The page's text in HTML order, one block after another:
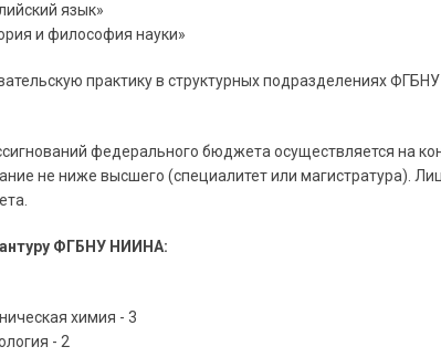
язык»
и философия науки»
практику в структурных подразделениях
федерального бюджета осуществляется на
не ниже высшего (специалитет или магистратура).
ФГБНУ НИИНА:
химия - 3
- 2